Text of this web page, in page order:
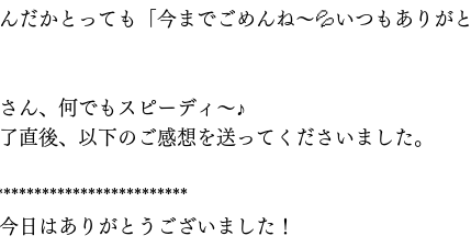
だかとっても「今までごめんね～💦いつもありが
ん、何でもスピーディ～♪
直後、以下のご感想を送ってくださいました。
日はありがとうございました！